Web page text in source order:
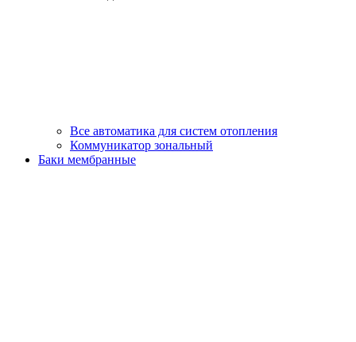
Все автоматика для систем отопления
Коммуникатор зональный
Баки мембранные